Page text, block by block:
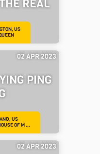
REAL
US
02 APR 2023
PING
US
OF M ...
02 APR 2023